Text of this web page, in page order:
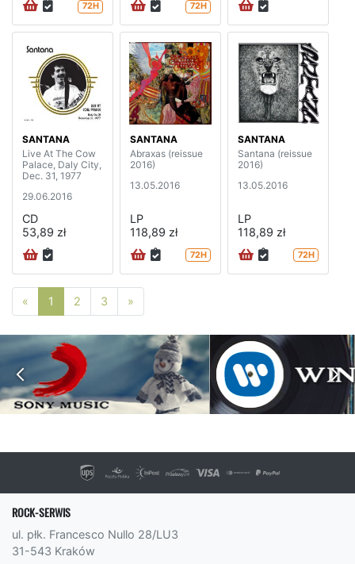
72H 72H
SANTANA
Live At The Cow
Palace, Daly City,
Dec. 31, 1977
29.06.2016
CD
53,89 zł
SANTANA
Abraxas (reissue
2016)
13.05.2016
LP
118,89 zł
72H
SANTANA
Santana (reissue
2016)
13.05.2016
LP
118,89 zł
72H
« Poprzednia strona
1 2 3 »
ROCK-SERWIS
ul. płk. Francesco Nullo 28/LU3
31-543 Kraków